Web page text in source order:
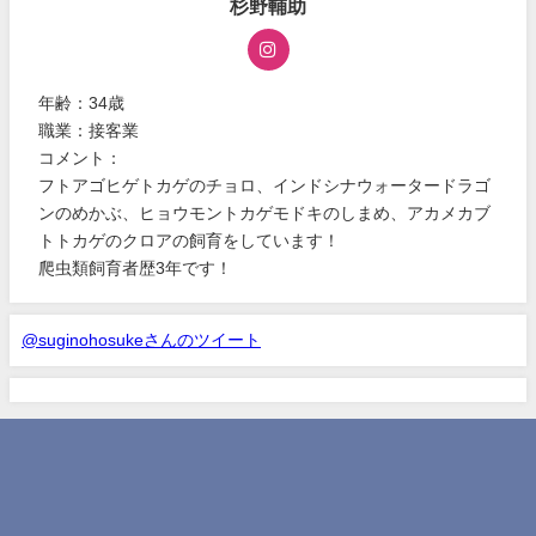
杉野輔助
年齢：34歳
職業：接客業
コメント：
フトアゴヒゲトカゲのチョロ、インドシナウォータードラゴ
ンのめかぶ、ヒョウモントカゲモドキのしまめ、アカメカブ
トトカゲのクロアの飼育をしています！
爬虫類飼育者歴3年です！
@suginohosukeさんのツイート